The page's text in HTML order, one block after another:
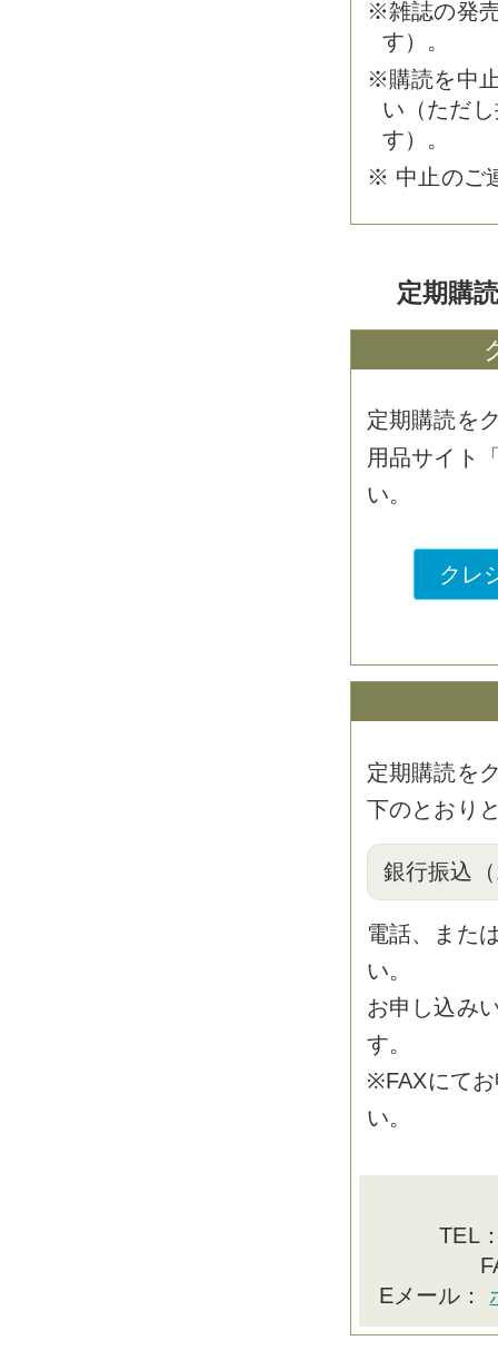
※雑誌の発
す）。
※購読を中
い（ただ
す）。
※ 中止のご
定期購
定期購読を
用品サイト
い。
クレ
定期購読を
下のとおり
銀行振込
電話、また
い。
お申し込み
す。
※FAXにて
い。
TEL
Eメール：